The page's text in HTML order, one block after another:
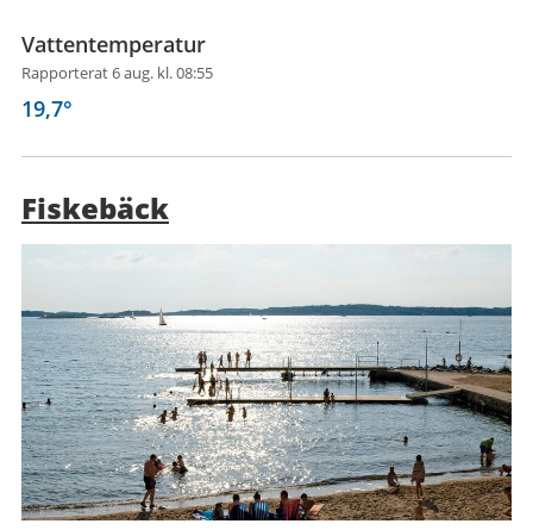
Vattentemperatur
Rapporterat 6 aug. kl. 08:55
19,7°
Fiskebäck